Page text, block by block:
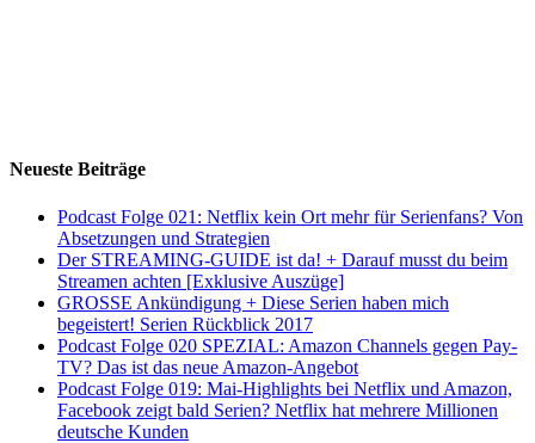
Neueste Beiträge
Podcast Folge 021: Netflix kein Ort mehr für Serienfans? Von
Absetzungen und Strategien
Der STREAMING-GUIDE ist da! + Darauf musst du beim
Streamen achten [Exklusive Auszüge]
GROSSE Ankündigung + Diese Serien haben mich
begeistert! Serien Rückblick 2017
Podcast Folge 020 SPEZIAL: Amazon Channels gegen Pay-
TV? Das ist das neue Amazon-Angebot
Podcast Folge 019: Mai-Highlights bei Netflix und Amazon,
Facebook zeigt bald Serien? Netflix hat mehrere Millionen
deutsche Kunden